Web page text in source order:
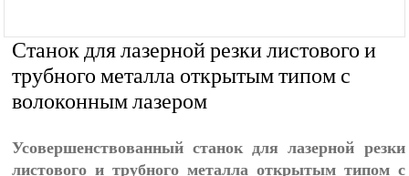
Станок для лазерной резки листового и
трубного металла открытым типом с
волоконным лазером
Усовершенствованный станок для лазерной резки
листового и трубного металла открытым типом с